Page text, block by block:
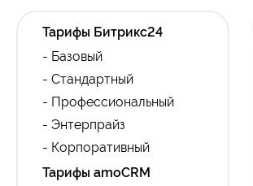
Тарифы Битрикс24
- Базовый
- Стандартный
- Профессиональный
- Энтерпрайз
- Корпоративный
Тарифы amoCRM